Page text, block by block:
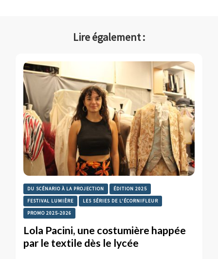
Lire également :
DU SCÉNARIO À LA PROJECTION
ÉDITION 2025
FESTIVAL LUMIÈRE
LES SÉRIES DE L'ÉCORNIFLEUR
PROMO 2025-2026
Lola Pacini, une costumière happée
par le textile dès le lycée